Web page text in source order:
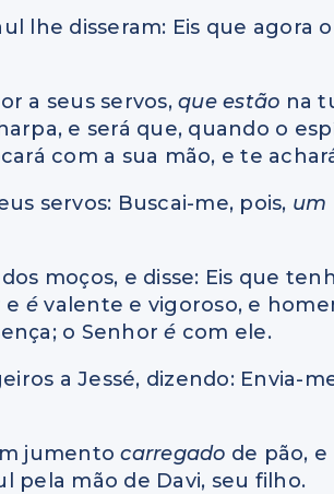
lhe disseram: Eis que
a seus servos,que estão na
e será que, quando o
com a sua mão, e te
servos: Buscai-me, pois, um
moços, e disse: Eis que
e évalente e vigoroso, e
o Senhoré com ele.
a Jessé, dizendo: Envia-
jumentocarregado de pão,
pela mão de Davi, seu filho.